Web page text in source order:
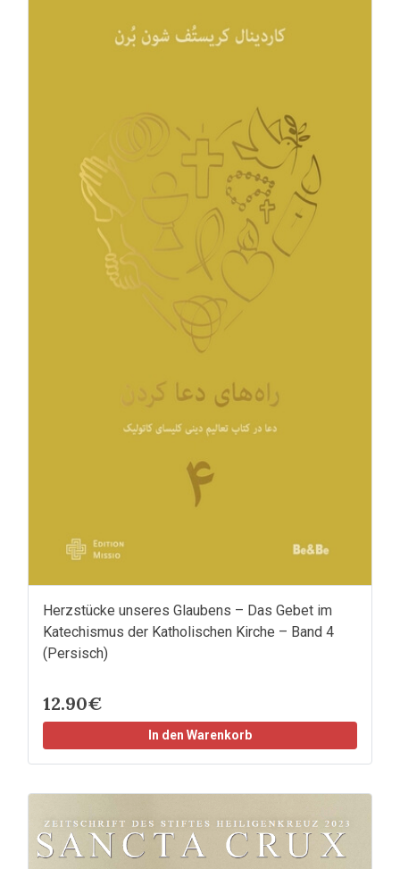
Herzstücke unseres Glaubens – Das Gebet im
Katechismus der Katholischen Kirche – Band 4
(Persisch)
12.90€
In den Warenkorb